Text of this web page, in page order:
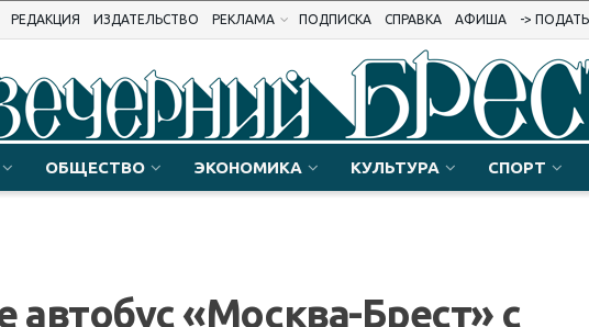
РЕДАКЦИЯ ИЗДАТЕЛЬСТВО РЕКЛАМА ПОДПИСКА СПРАВКА АФИША ->
ОБЩЕСТВО ЭКОНОМИКА КУЛЬТУРА СПОРТ
«Москва-Брест» с